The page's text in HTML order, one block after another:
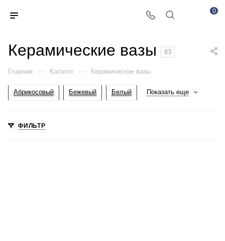
0
Керамические вазы 83
Главная — Каталог — Керамические вазы
Абрикосовый Бежевый Белый Показать еще
ФИЛЬТР